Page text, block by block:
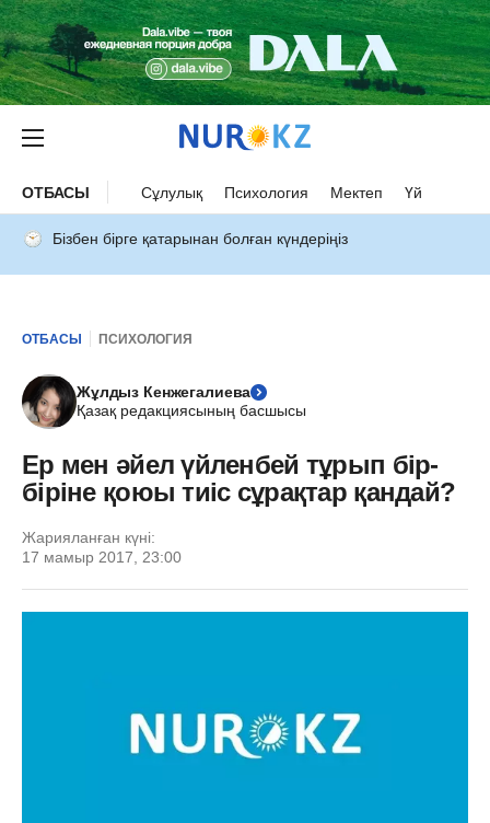
ОТБАСЫ Сұлулық Психология Мектеп Үй
Бізбен бірге қатарынан болған күндеріңіз
ОТБАСЫ ПСИХОЛОГИЯ
Жұлдыз Кенжегалиева
Қазақ редакциясының басшысы
Ер мен әйел үйленбей тұрып бір-
біріне қоюы тиіс сұрақтар қандай?
Жарияланған күні:
17 мамыр 2017, 23:00